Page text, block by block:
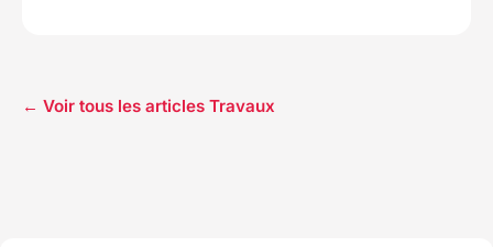
← Voir tous les articles Travaux